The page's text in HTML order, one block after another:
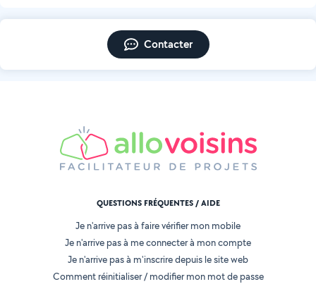
Contacter
QUESTIONS FRÉQUENTES / AIDE
Je n'arrive pas à faire vérifier mon mobile
Je n'arrive pas à me connecter à mon compte
Je n'arrive pas à m'inscrire depuis le site web
Comment réinitialiser / modifier mon mot de passe